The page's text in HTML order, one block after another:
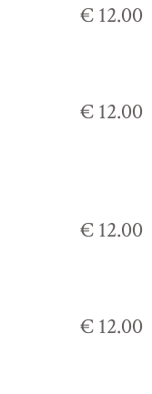
€ 12.00
€ 12.00
€ 12.00
€ 12.00